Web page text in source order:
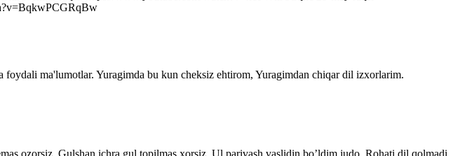
ma'lumotlar. Yuragimda bu kun cheksiz ehtirom, Yuragimdan chiqar dil izxorlarim.